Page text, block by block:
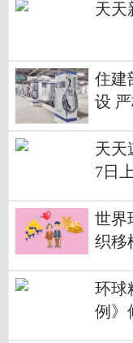
天天
住建
设
天天
7日
世界
织移
环球
例》